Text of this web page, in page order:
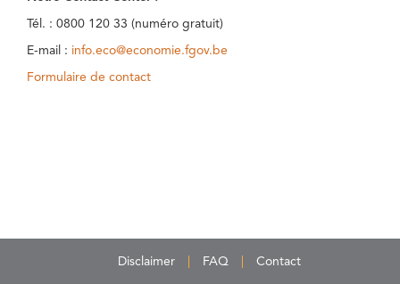
Tél. : 0800 120 33 (numéro gratuit)
E-mail : info.eco@economie.fgov.be
Formulaire de contact
Disclaimer FAQ Contact